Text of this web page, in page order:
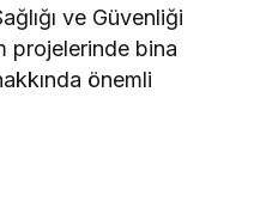
ve Güvenliği
projelerinde bina
önemli